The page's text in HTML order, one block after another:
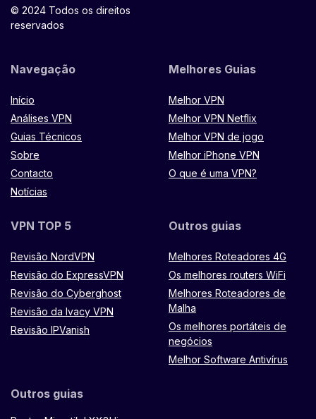
© 2024 Todos os direitos
reservados
Navegação
Início
Análises VPN
Guias Técnicos
Sobre
Contacto
Notícias
Melhores Guias
Melhor VPN
Melhor VPN Netflix
Melhor VPN de jogo
Melhor iPhone VPN
O que é uma VPN?
VPN TOP 5
Revisão NordVPN
Revisão do ExpressVPN
Revisão do Cyberghost
Revisão da Ivacy VPN
Revisão IPVanish
Outros guias
Melhores Roteadores 4G
Os melhores routers WiFi
Melhores Roteadores de
Malha
Os melhores portáteis de
negócios
Melhor Software Antivírus
Outros guias